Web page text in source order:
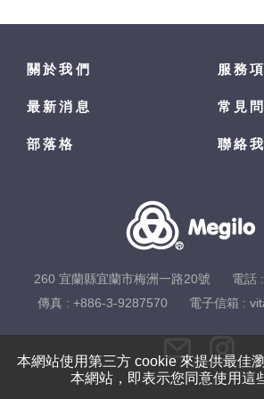
本網站使用第三方 cookie 來提供最佳
本網站，即表示您同意使用這
關於我們 服務
最新消息 常見
部落格 聯絡
260 宜蘭縣宜蘭市梅洲一路20號 電話 :
傳真 : +886-3-9287570
電子信箱 :